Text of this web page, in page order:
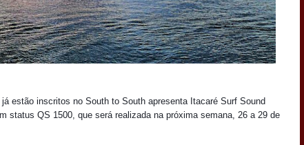
estão inscritos no South to South apresenta Itacaré Surf Sound
status QS 1500, que será realizada na próxima semana, 26 a 29 de